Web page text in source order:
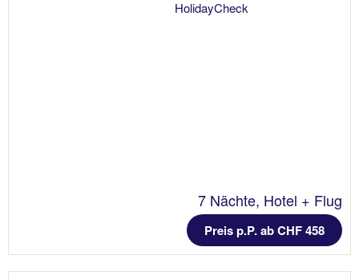
7 Nächte, Hotel + Flug
Preis p.P. ab CHF 458